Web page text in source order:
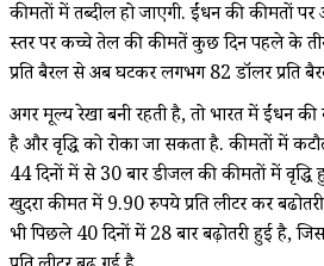
कीमतों में तब्दील हो जाएगी. ईंधन की कीमतों
स्तर पर कच्चे तेल की कीमतें कुछ दिन पहले के
प्रति बैरल से अब घटकर लगभग 82 डॉलर प्रति
अगर मूल्य रेखा बनी रहती है, तो भारत में ईंधन
है और वृद्धि को रोका जा सकता है. कीमतों में
44 दिनों में से 30 बार डीजल की कीमतों में
खुदरा कीमत में 9.90 रुपये प्रति लीटर कर
भी पिछले 40 दिनों में 28 बार बढ़ोतरी हुई है,